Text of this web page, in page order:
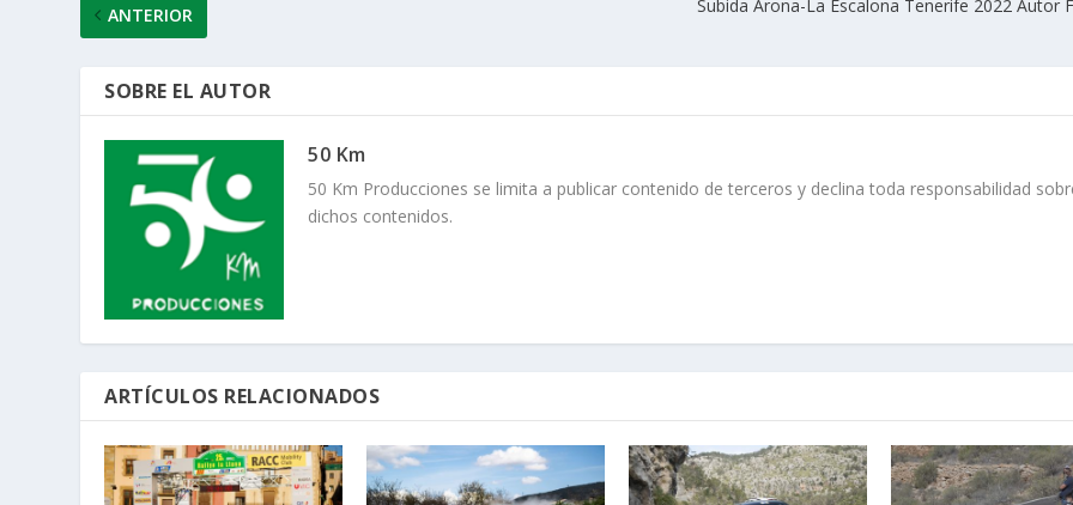
ANTERIOR
Subida Arona-La Escalona Tenerife 2022 Autor
SOBRE EL AUTOR
50 Km
50 Km Producciones se limita a publicar contenido de terceros y declina toda responsabilidad
dichos contenidos.
ARTÍCULOS RELACIONADOS